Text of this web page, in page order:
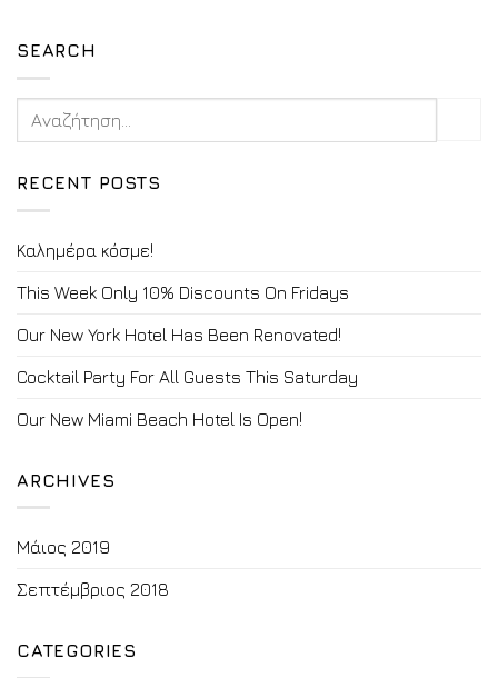
SEARCH
RECENT POSTS
Καλημέρα κόσμε!
This Week Only 10% Discounts On Fridays
Our New York Hotel Has Been Renovated!
Cocktail Party For All Guests This Saturday
Our New Miami Beach Hotel Is Open!
ARCHIVES
Μάιος 2019
Σεπτέμβριος 2018
CATEGORIES